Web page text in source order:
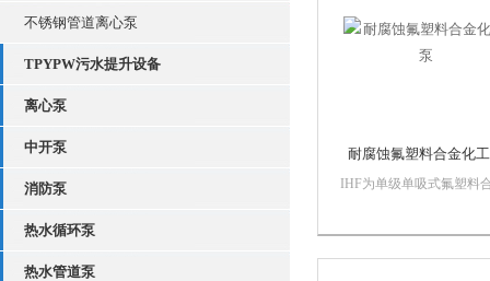
不锈钢管道离心泵
TPYPW污水提升设备
离心泵
中开泵
消防泵
热水循环泵
热水管道泵
耐腐蚀氟塑料合金化
IHF为单级单吸式氟塑料